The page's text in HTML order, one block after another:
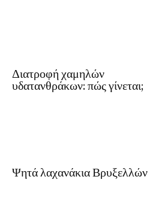
Διατροφή χαμηλών
υδατανθράκων: πώς γίνεται;
Ψητά λαχανάκια Βρυξελλών